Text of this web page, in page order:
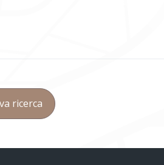
ricerca